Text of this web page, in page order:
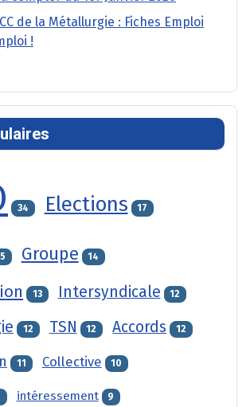
de la Métallurgie : Fiches Emploi
!
34 Elections 17
Groupe 14
13 Intersyndicale 12
12 TSN 12 Accords 12
11 Collective 10
intéressement 9